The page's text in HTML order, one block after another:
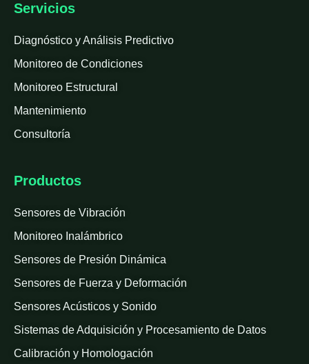
Servicios
Diagnóstico y Análisis Predictivo
Monitoreo de Condiciones
Monitoreo Estructural
Mantenimiento
Consultoría
Productos
Sensores de Vibración
Monitoreo Inalámbrico
Sensores de Presión Dinámica
Sensores de Fuerza y Deformación
Sensores Acústicos y Sonido
Sistemas de Adquisición y Procesamiento de Datos
Calibración y Homologación